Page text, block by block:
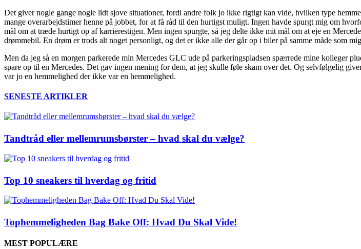
Det giver nogle gange nogle lidt sjove situationer, fordi andre folk jo ikke rigtigt kan vide, hvilken type
mange overarbejdstimer henne på jobbet, for at få råd til den hurtigst muligt. Ingen havde spurgt mig om
mål om at træde hurtigt op af karrierestigen. Men ingen spurgte, så jeg delte ikke mit mål om at eje en
drømmebil. En drøm er trods alt noget personligt, og det er ikke alle der går op i biler på samme måde som
Men da jeg så en morgen parkerede min Mercedes GLC ude på parkeringspladsen spærrede mine kolleger
spare op til en Mercedes. Det gav ingen mening for dem, at jeg skulle føle skam over det. Og selvfølgelig
var jo en hemmelighed der ikke var en hemmelighed.
SENESTE ARTIKLER
Tandtråd eller mellemrumsbørster – hvad skal du vælge?
Top 10 sneakers til hverdag og fritid
Tophemmeligheden Bag Bake Off: Hvad Du Skal Vide!
MEST POPULÆRE